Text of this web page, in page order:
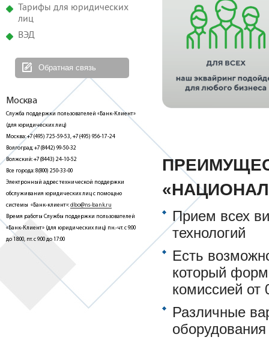
Тарифы для юридических
лиц
ВЭД
Обратная связь
Москва
Служба поддержки пользователей «Банк-Клиент»
(для юридических лиц)
Москва: +7(495) 725-59-53, +7(495) 956-17-24
Волгоград: +7(8442) 99-50-32
Волжский: +7(8443) 24-10-52
Все города: 8(800) 250-33-00
Электронный адрес технической поддержки
обслуживания юридических лиц с помощью
системы «Банк-клиент»:dbo@ns-bank.ru
Время работы Службы поддержки пользователей
«Банк-Клиент» (для юридических лиц) пн.-чт. с 9:00
до 18:00, пт. с 9:00 до 17:00
Прием всех
технологий
Есть
который
комиссией от
Различные
оборудования